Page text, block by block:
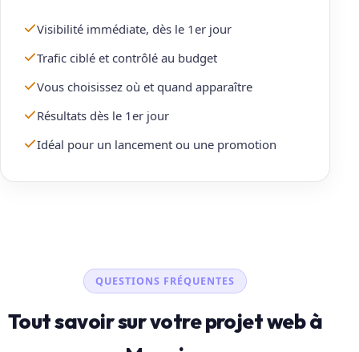
Visibilité immédiate, dès le 1er jour
Trafic ciblé et contrôlé au budget
Vous choisissez où et quand apparaître
Résultats dès le 1er jour
Idéal pour un lancement ou une promotion
QUESTIONS FRÉQUENTES
Tout savoir sur votre projet web à